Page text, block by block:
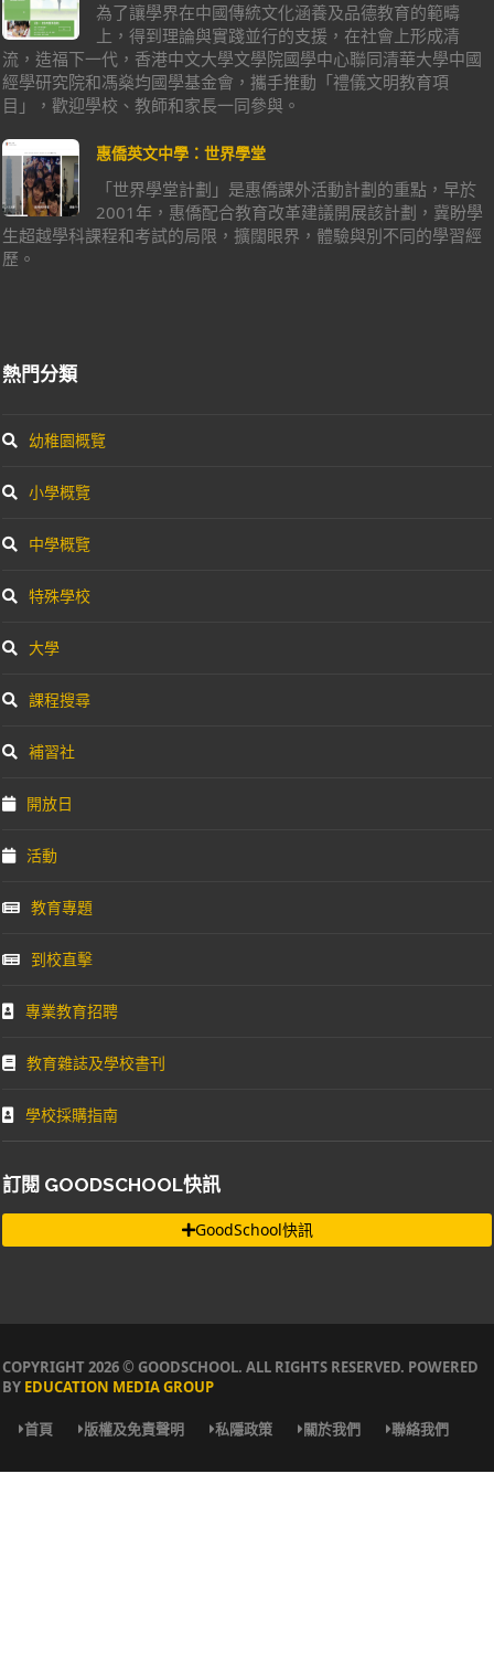
為了讓學界在中國傳統文化涵養及品德教育的範疇
上，得到理論與實踐並行的支援，在社會上形成清
流，造福下一代，香港中文大學文學院國學中心聯同清華大學中國
經學研究院和馮燊均國學基金會，攜手推動「禮儀文明教育項
目」，歡迎學校、教師和家長一同參與。
惠僑英文中學：世界學堂
「世界學堂計劃」是惠僑課外活動計劃的重點，早於
2001年，惠僑配合教育改革建議開展該計劃，冀盼學
生超越學科課程和考試的局限，擴闊眼界，體驗與別不同的學習經
歷。
熱門分類
幼稚園概覽
小學概覽
中學概覽
特殊學校
大學
課程搜尋
補習社
開放日
活動
教育專題
到校直擊
專業教育招聘
教育雜誌及學校書刊
學校採購指南
訂閱 GOODSCHOOL快訊
GoodSchool快訊
COPYRIGHT 2026 © GOODSCHOOL. ALL RIGHTS RESERVED. POWERED
BY EDUCATION MEDIA GROUP
首頁 版權及免責聲明 私隱政策 關於我們 聯絡我們